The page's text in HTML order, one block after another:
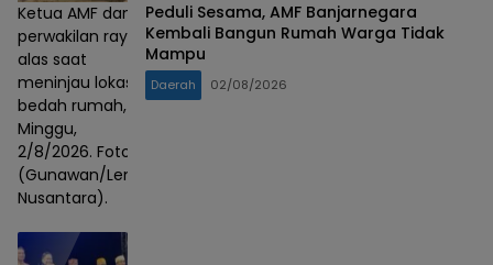
Ketua AMF dan
perwakilan rayap
alas saat
meninjau lokasi
bedah rumah,
Minggu,
2/8/2026. Foto :
(Gunawan/Lensa
Nusantara).
Peduli Sesama, AMF Banjarnegara
Kembali Bangun Rumah Warga Tidak
Mampu
Daerah 02/08/2026